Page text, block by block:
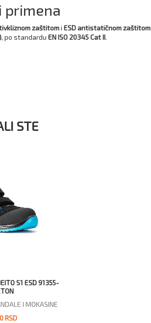
primena
zaštitomi ESD antistatičnom zaštitom
, po standardu EN ISO 20345 Cat II.
STE
S1 ESD 91355-
I MOKASINE
RSD